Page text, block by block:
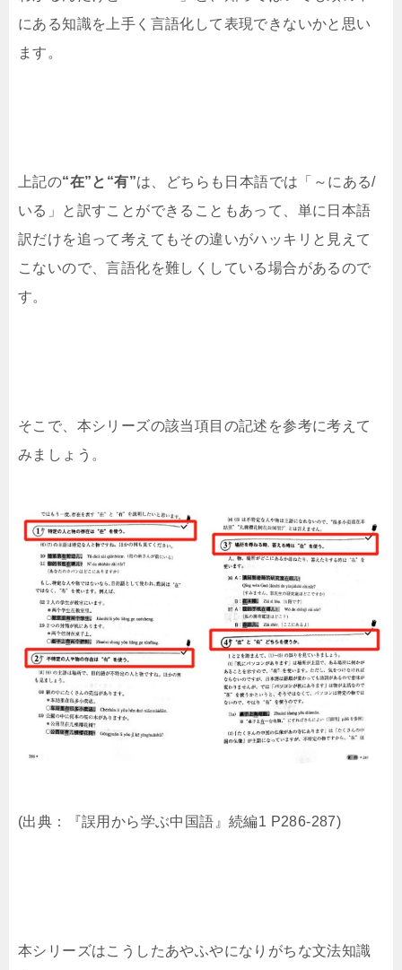
にある知識を上手く言語化して表現できないかと思い
ます。
上記の“在”と“有”は、どちらも日本語では「～にある/
いる」と訳すことができることもあって、単に日本語
訳だけを追って考えてもその違いがハッキリと見えて
こないので、言語化を難しくしている場合があるので
す。
そこで、本シリーズの該当項目の記述を参考に考えて
みましょう。
(出典：『誤用から学ぶ中国語』続編1 P286-287)
本シリーズはこうしたあやふやになりがちな文法知識